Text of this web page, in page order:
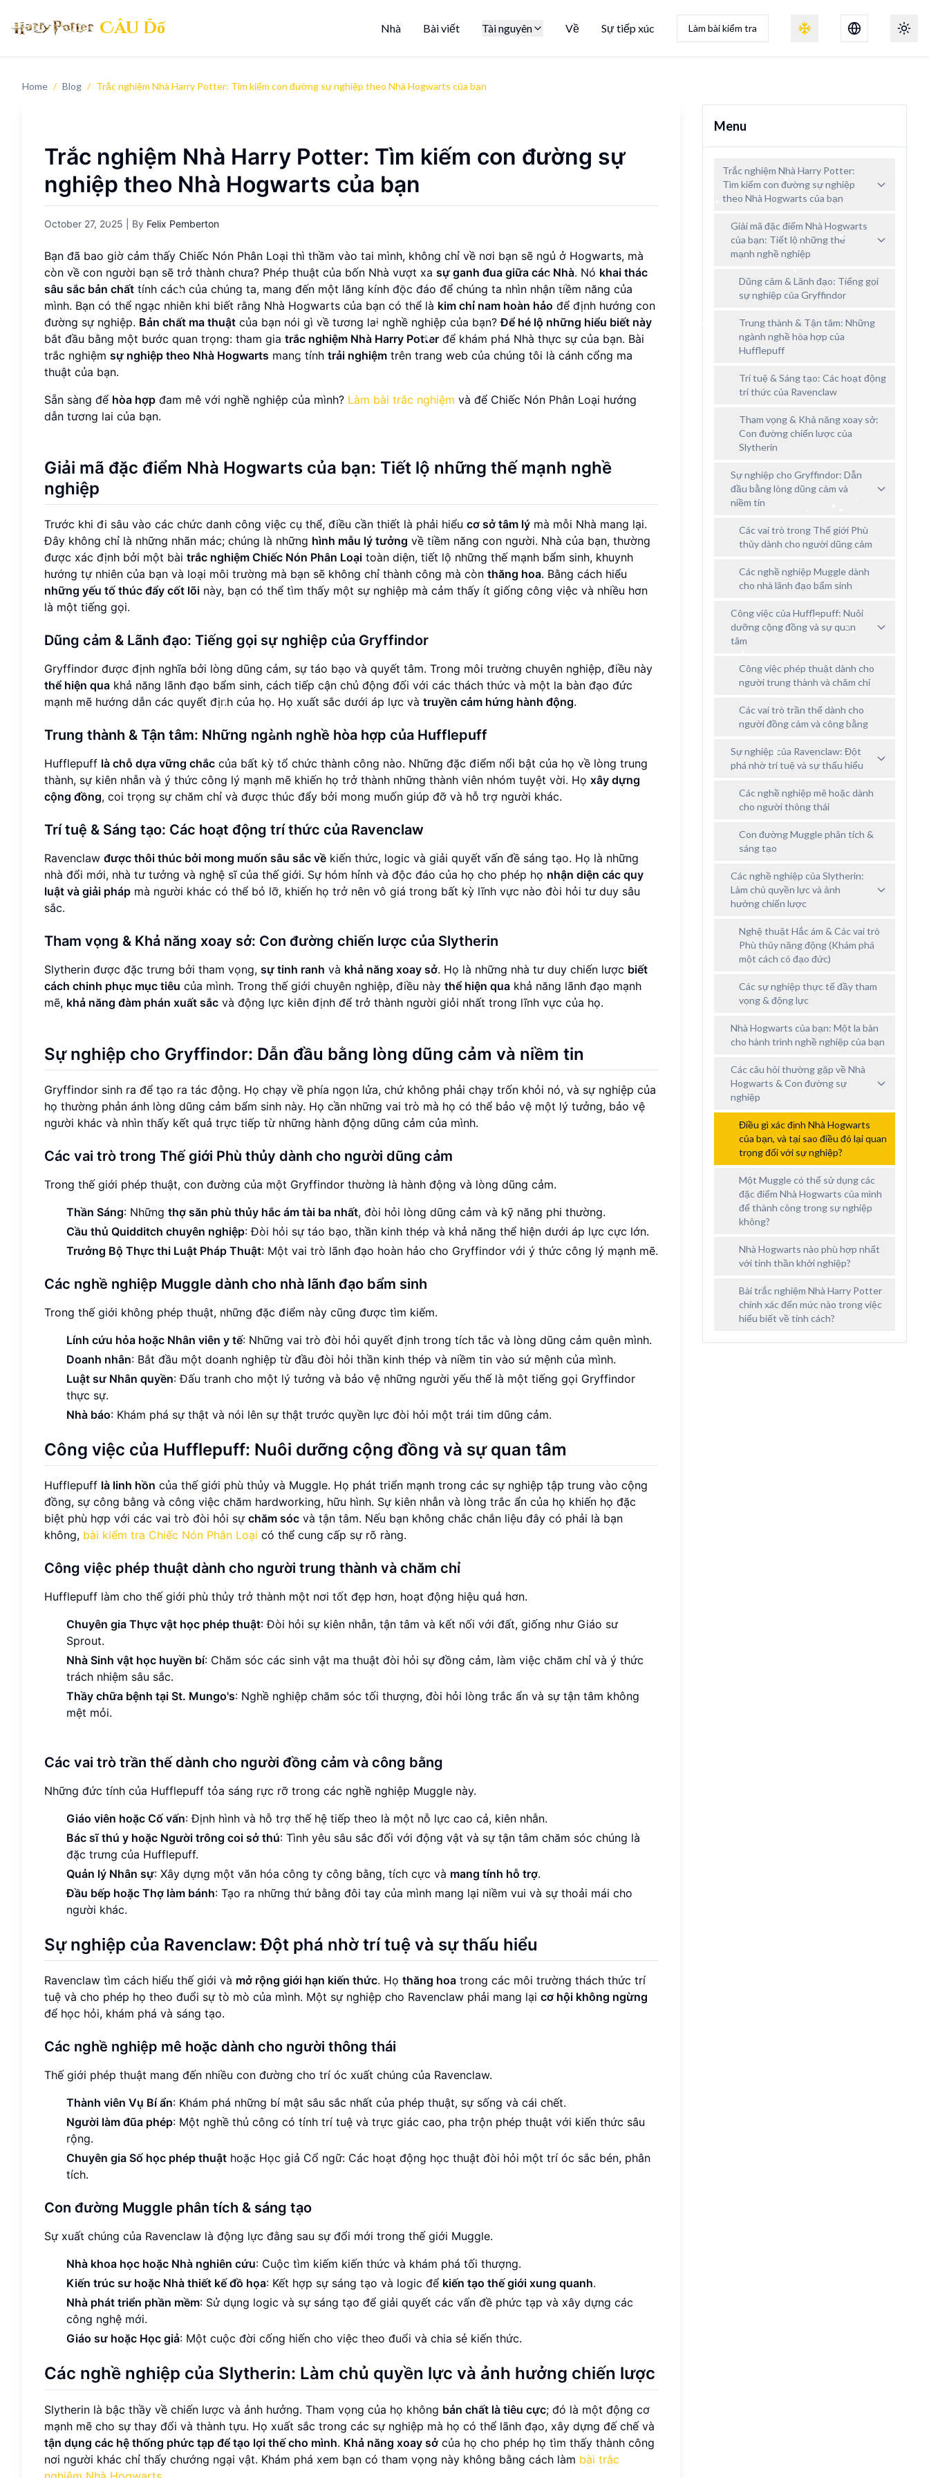
Câu đố Nhà Bài viết Tài nguyên Về Sự tiếp xúc Làm bài kiểm tra Chuyển đổi hiệu ứng tuyết
Home / Blog / Trắc nghiệm Nhà Harry Potter: Tìm kiếm con đường sự nghiệp theo Nhà Hogwarts của bạn
Trắc nghiệm Nhà Harry Potter: Tìm kiếm con đường sự
nghiệp theo Nhà Hogwarts của bạn
October 27, 2025 | By Felix Pemberton
Bạn đã bao giờ cảm thấy Chiếc Nón Phân Loại thì thầm vào tai mình, không chỉ về nơi bạn sẽ ngủ ở Hogwarts, mà
còn về con người bạn sẽ trở thành chưa? Phép thuật của bốn Nhà vượt xa sự ganh đua giữa các Nhà. Nó khai thác
sâu sắc bản chất tính cách của chúng ta, mang đến một lăng kính độc đáo để chúng ta nhìn nhận tiềm năng của
mình. Bạn có thể ngạc nhiên khi biết rằng Nhà Hogwarts của bạn có thể là kim chỉ nam hoàn hảo để định hướng con
đường sự nghiệp. Bản chất ma thuật của bạn nói gì về tương lai nghề nghiệp của bạn?Để hé lộ những hiểu biết này
bắt đầu bằng một bước quan trọng: tham gia trắc nghiệm Nhà Harry Potter để khám phá Nhà thực sự của bạn. Bài
trắc nghiệm sự nghiệp theo Nhà Hogwarts mang tính trải nghiệm trên trang web của chúng tôi là cánh cổng ma
thuật của bạn.
Sẵn sàng để hòa hợp đam mê với nghề nghiệp của mình? Làm bài trắc nghiệm và để Chiếc Nón Phân Loại hướng
dẫn tương lai của bạn.
Giải mã đặc điểm Nhà Hogwarts của bạn: Tiết lộ những thế mạnh nghề
nghiệp
Trước khi đi sâu vào các chức danh công việc cụ thể, điều cần thiết là phải hiểu cơ sở tâm lý mà mỗi Nhà mang lại.
Đây không chỉ là những nhãn mác; chúng là những hình mẫu lý tưởng về tiềm năng con người. Nhà của bạn, thường
được xác định bởi một bài trắc nghiệm Chiếc Nón Phân Loại toàn diện, tiết lộ những thế mạnh bẩm sinh, khuynh
hướng tự nhiên của bạn và loại môi trường mà bạn sẽ không chỉ thành công mà còn thăng hoa. Bằng cách hiểu
những yếu tố thúc đẩy cốt lõi này, bạn có thể tìm thấy một sự nghiệp mà cảm thấy ít giống công việc và nhiều hơn
là một tiếng gọi.
Dũng cảm & Lãnh đạo: Tiếng gọi sự nghiệp của Gryffindor
Gryffindor được định nghĩa bởi lòng dũng cảm, sự táo bạo và quyết tâm. Trong môi trường chuyên nghiệp, điều này
thể hiện qua khả năng lãnh đạo bẩm sinh, cách tiếp cận chủ động đối với các thách thức và một la bàn đạo đức
mạnh mẽ hướng dẫn các quyết định của họ. Họ xuất sắc dưới áp lực và truyền cảm hứng hành động.
Trung thành & Tận tâm: Những ngành nghề hòa hợp của Hufflepuff
Hufflepuff là chỗ dựa vững chắc của bất kỳ tổ chức thành công nào. Những đặc điểm nổi bật của họ về lòng trung
thành, sự kiên nhẫn và ý thức công lý mạnh mẽ khiến họ trở thành những thành viên nhóm tuyệt vời. Họ xây dựng
cộng đồng, coi trọng sự chăm chỉ và được thúc đẩy bởi mong muốn giúp đỡ và hỗ trợ người khác.
Trí tuệ & Sáng tạo: Các hoạt động trí thức của Ravenclaw
Ravenclaw được thôi thúc bởi mong muốn sâu sắc về kiến thức, logic và giải quyết vấn đề sáng tạo. Họ là những
nhà đổi mới, nhà tư tưởng và nghệ sĩ của thế giới. Sự hóm hỉnh và độc đáo của họ cho phép họ nhận diện các quy
luật và giải pháp mà người khác có thể bỏ lỡ, khiến họ trở nên vô giá trong bất kỳ lĩnh vực nào đòi hỏi tư duy sâu
sắc.
Tham vọng & Khả năng xoay sở: Con đường chiến lược của Slytherin
Slytherin được đặc trưng bởi tham vọng, sự tinh ranh và khả năng xoay sở. Họ là những nhà tư duy chiến lược biết
cách chinh phục mục tiêu của mình. Trong thế giới chuyên nghiệp, điều này thể hiện qua khả năng lãnh đạo mạnh
mẽ, khả năng đàm phán xuất sắc và động lực kiên định để trở thành người giỏi nhất trong lĩnh vực của họ.
Sự nghiệp cho Gryffindor: Dẫn đầu bằng lòng dũng cảm và niềm tin
Gryffindor sinh ra để tạo ra tác động. Họ chạy về phía ngọn lửa, chứ không phải chạy trốn khỏi nó, và sự nghiệp của
họ thường phản ánh lòng dũng cảm bẩm sinh này. Họ cần những vai trò mà họ có thể bảo vệ một lý tưởng, bảo vệ
người khác và nhìn thấy kết quả trực tiếp từ những hành động dũng cảm của mình.
Các vai trò trong Thế giới Phù thủy dành cho người dũng cảm
Trong thế giới phép thuật, con đường của một Gryffindor thường là hành động và lòng dũng cảm.
Thần Sáng: Những thợ săn phù thủy hắc ám tài ba nhất, đòi hỏi lòng dũng cảm và kỹ năng phi thường.
Cầu thủ Quidditch chuyên nghiệp: Đòi hỏi sự táo bạo, thần kinh thép và khả năng thể hiện dưới áp lực cực lớn.
Trưởng Bộ Thực thi Luật Pháp Thuật: Một vai trò lãnh đạo hoàn hảo cho Gryffindor với ý thức công lý mạnh mẽ.
Các nghề nghiệp Muggle dành cho nhà lãnh đạo bẩm sinh
Trong thế giới không phép thuật, những đặc điểm này cũng được tìm kiếm.
Lính cứu hỏa hoặc Nhân viên y tế: Những vai trò đòi hỏi quyết định trong tích tắc và lòng dũng cảm quên mình.
Doanh nhân: Bắt đầu một doanh nghiệp từ đầu đòi hỏi thần kinh thép và niềm tin vào sứ mệnh của mình.
Luật sư Nhân quyền: Đấu tranh cho một lý tưởng và bảo vệ những người yếu thế là một tiếng gọi Gryffindor
thực sự.
Nhà báo: Khám phá sự thật và nói lên sự thật trước quyền lực đòi hỏi một trái tim dũng cảm.
Công việc của Hufflepuff: Nuôi dưỡng cộng đồng và sự quan tâm
Hufflepuff là linh hồn của thế giới phù thủy và Muggle. Họ phát triển mạnh trong các sự nghiệp tập trung vào cộng
đồng, sự công bằng và công việc chăm hardworking, hữu hình. Sự kiên nhẫn và lòng trắc ẩn của họ khiến họ đặc
biệt phù hợp với các vai trò đòi hỏi sự chăm sóc và tận tâm. Nếu bạn không chắc chắn liệu đây có phải là bạn
không, bài kiểm tra Chiếc Nón Phân Loại có thể cung cấp sự rõ ràng.
Công việc phép thuật dành cho người trung thành và chăm chỉ
Hufflepuff làm cho thế giới phù thủy trở thành một nơi tốt đẹp hơn, hoạt động hiệu quả hơn.
Chuyên gia Thực vật học phép thuật: Đòi hỏi sự kiên nhẫn, tận tâm và kết nối với đất, giống như Giáo sư
Sprout.
Nhà Sinh vật học huyền bí: Chăm sóc các sinh vật ma thuật đòi hỏi sự đồng cảm, làm việc chăm chỉ và ý thức
trách nhiệm sâu sắc.
Thầy chữa bệnh tại St. Mungo's: Nghề nghiệp chăm sóc tối thượng, đòi hỏi lòng trắc ẩn và sự tận tâm không
mệt mỏi.
Các vai trò trần thế dành cho người đồng cảm và công bằng
Những đức tính của Hufflepuff tỏa sáng rực rỡ trong các nghề nghiệp Muggle này.
Giáo viên hoặc Cố vấn: Định hình và hỗ trợ thế hệ tiếp theo là một nỗ lực cao cả, kiên nhẫn.
Bác sĩ thú y hoặc Người trông coi sở thú: Tình yêu sâu sắc đối với động vật và sự tận tâm chăm sóc chúng là
đặc trưng của Hufflepuff.
Quản lý Nhân sự: Xây dựng một văn hóa công ty công bằng, tích cực và mang tính hỗ trợ.
Đầu bếp hoặc Thợ làm bánh: Tạo ra những thứ bằng đôi tay của mình mang lại niềm vui và sự thoải mái cho
người khác.
Sự nghiệp của Ravenclaw: Đột phá nhờ trí tuệ và sự thấu hiểu
Ravenclaw tìm cách hiểu thế giới và mở rộng giới hạn kiến thức. Họ thăng hoa trong các môi trường thách thức trí
tuệ và cho phép họ theo đuổi sự tò mò của mình. Một sự nghiệp cho Ravenclaw phải mang lại cơ hội không ngừng
để học hỏi, khám phá và sáng tạo.
Các nghề nghiệp mê hoặc dành cho người thông thái
Thế giới phép thuật mang đến nhiều con đường cho trí óc xuất chúng của Ravenclaw.
Thành viên Vụ Bí ẩn: Khám phá những bí mật sâu sắc nhất của phép thuật, sự sống và cái chết.
Người làm đũa phép: Một nghề thủ công có tính trí tuệ và trực giác cao, pha trộn phép thuật với kiến thức sâu
rộng.
Chuyên gia Số học phép thuật hoặc Học giả Cổ ngữ: Các hoạt động học thuật đòi hỏi một trí óc sắc bén, phân
tích.
Con đường Muggle phân tích & sáng tạo
Sự xuất chúng của Ravenclaw là động lực đằng sau sự đổi mới trong thế giới Muggle.
Nhà khoa học hoặc Nhà nghiên cứu: Cuộc tìm kiếm kiến thức và khám phá tối thượng.
Kiến trúc sư hoặc Nhà thiết kế đồ họa: Kết hợp sự sáng tạo và logic để kiến tạo thế giới xung quanh.
Nhà phát triển phần mềm: Sử dụng logic và sự sáng tạo để giải quyết các vấn đề phức tạp và xây dựng các
công nghệ mới.
Giáo sư hoặc Học giả: Một cuộc đời cống hiến cho việc theo đuổi và chia sẻ kiến thức.
Các nghề nghiệp của Slytherin: Làm chủ quyền lực và ảnh hưởng chiến lược
Slytherin là bậc thầy về chiến lược và ảnh hưởng. Tham vọng của họ không bản chất là tiêu cực; đó là một động cơ
mạnh mẽ cho sự thay đổi và thành tựu. Họ xuất sắc trong các sự nghiệp mà họ có thể lãnh đạo, xây dựng đế chế và
tận dụng các hệ thống phức tạp để tạo lợi thế cho mình. Khả năng xoay sở của họ cho phép họ tìm thấy thành công
nơi người khác chỉ thấy chướng ngại vật. Khám phá xem bạn có tham vọng này không bằng cách làm bài trắc
Menu
Trắc nghiệm Nhà Harry Potter:
Tìm kiếm con đường sự nghiệp
theo Nhà Hogwarts của bạn
Giải mã đặc điểm Nhà Hogwarts
của bạn: Tiết lộ những thế
mạnh nghề nghiệp
Dũng cảm & Lãnh đạo: Tiếng gọi
sự nghiệp của Gryffindor
Trung thành & Tận tâm: Những
ngành nghề hòa hợp của
Hufflepuff
Trí tuệ & Sáng tạo: Các hoạt động
trí thức của Ravenclaw
Tham vọng & Khả năng xoay sở:
Con đường chiến lược của
Slytherin
Sự nghiệp cho Gryffindor: Dẫn
đầu bằng lòng dũng cảm và
niềm tin
Các vai trò trong Thế giới Phù
thủy dành cho người dũng cảm
Các nghề nghiệp Muggle dành
cho nhà lãnh đạo bẩm sinh
Công việc của Hufflepuff: Nuôi
dưỡng cộng đồng và sự quan
tâm
Công việc phép thuật dành cho
người trung thành và chăm chỉ
Các vai trò trần thế dành cho
người đồng cảm và công bằng
Sự nghiệp của Ravenclaw: Đột
phá nhờ trí tuệ và sự thấu hiểu
Các nghề nghiệp mê hoặc dành
cho người thông thái
Con đường Muggle phân tích &
sáng tạo
Các nghề nghiệp của Slytherin:
Làm chủ quyền lực và ảnh
hưởng chiến lược
Nghệ thuật Hắc ám & Các vai trò
Phù thủy năng động (Khám phá
một cách có đạo đức)
Các sự nghiệp thực tế đầy tham
vọng & động lực
Nhà Hogwarts của bạn: Một la bàn
cho hành trình nghề nghiệp của bạn
Các câu hỏi thường gặp về Nhà
Hogwarts & Con đường sự
nghiệp
Điều gì xác định Nhà Hogwarts
của bạn, và tại sao điều đó lại quan
trọng đối với sự nghiệp?
Một Muggle có thể sử dụng các
đặc điểm Nhà Hogwarts của mình
để thành công trong sự nghiệp
không?
Nhà Hogwarts nào phù hợp nhất
với tinh thần khởi nghiệp?
Bài trắc nghiệm Nhà Harry Potter
chính xác đến mức nào trong việc
hiểu biết về tính cách?